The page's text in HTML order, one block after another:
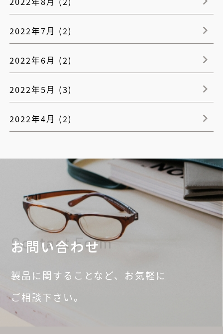
2022年7月 (2)
2022年6月 (2)
2022年5月 (3)
2022年4月 (2)
お問い合わせ
Contact Form
製品に関することなど、 お気軽に
ご相談下さい。